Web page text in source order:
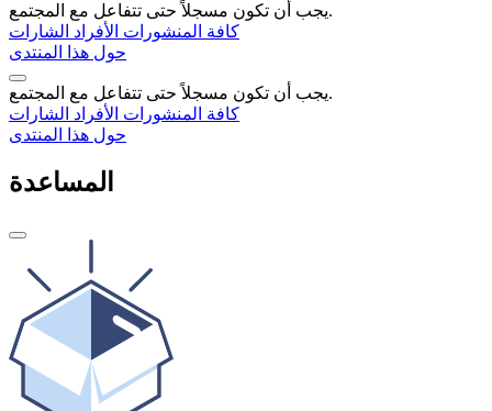
يجب أن تكون مسجلاً حتى تتفاعل مع المجتمع.
كافة المنشورات الأفراد الشارات
حول هذا المنتدى
يجب أن تكون مسجلاً حتى تتفاعل مع المجتمع.
كافة المنشورات الأفراد الشارات
حول هذا المنتدى
المساعدة